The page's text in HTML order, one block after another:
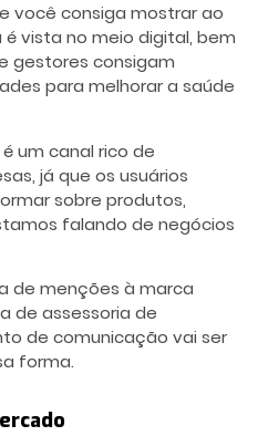
você consiga mostrar ao
vista no meio digital, bem
gestores consigam
para melhorar a saúde
um canal rico de
já que os usuários
sobre produtos,
falando de negócios
de menções à marca
de assessoria de
de comunicação vai ser
forma.